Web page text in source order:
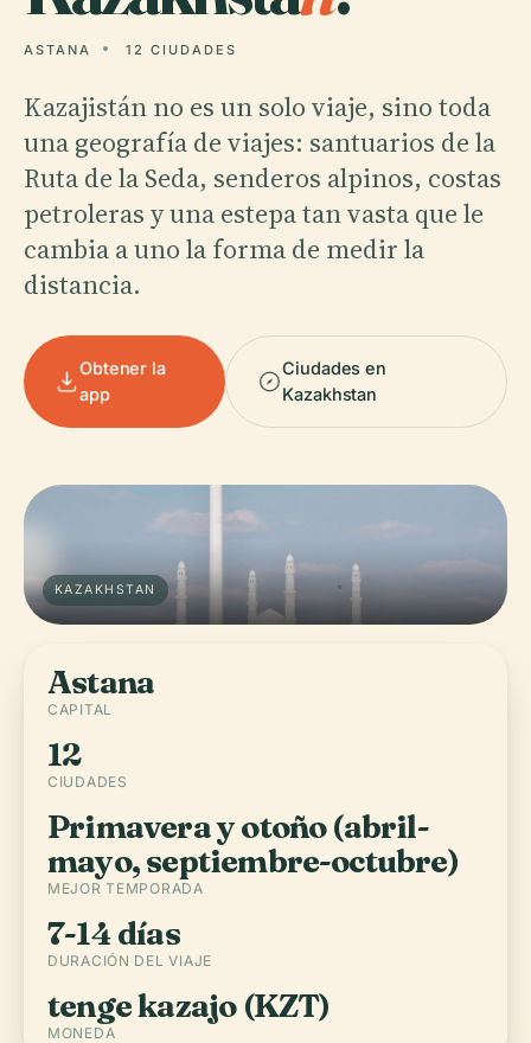
ASTANA 12 CIUDADES
Kazajistán no es un solo viaje, sino toda
una geografía de viajes: santuarios de la
Ruta de la Seda, senderos alpinos, costas
petroleras y una estepa tan vasta que le
cambia a uno la forma de medir la
distancia.
Obtener la
app
Ciudades en
Kazakhstan
KAZAKHSTAN
Astana
CAPITAL
12
CIUDADES
Primavera y otoño (abril-
mayo, septiembre-octubre)
MEJOR TEMPORADA
7-14 días
DURACIÓN DEL VIAJE
tenge kazajo (KZT)
MONEDA